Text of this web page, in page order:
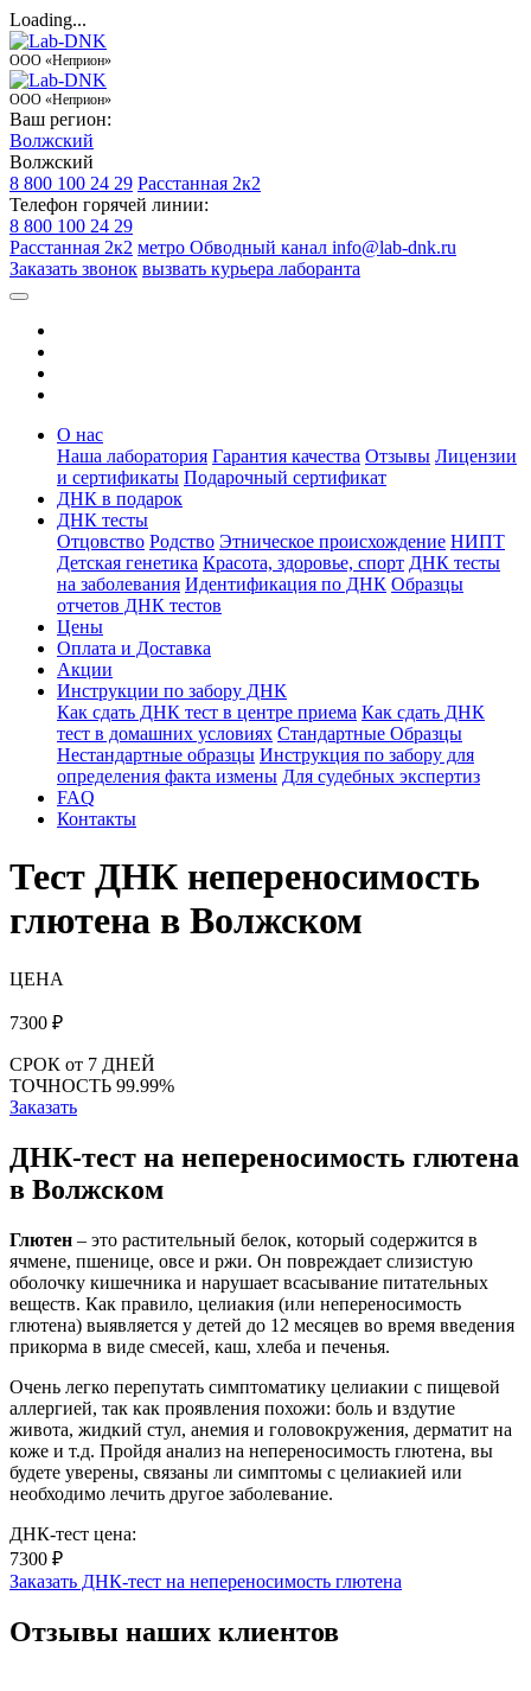
Loading...
ООО «Неприон»
ООО «Неприон»
Ваш регион:
Волжский
Волжский
8 800 100 24 29 Расстанная 2к2
Телефон горячей линии:
8 800 100 24 29
Расстанная 2к2 метро Обводный канал info@lab-dnk.ru
Заказать звонок вызвать курьера лаборанта
О нас
Наша лаборатория Гарантия качества Отзывы Лицензии
и сертификаты Подарочный сертификат
ДНК в подарок
ДНК тесты
Отцовство Родство Этническое происхождение НИПТ
Детская генетика Красота, здоровье, спорт ДНК тесты
на заболевания Идентификация по ДНК Образцы
отчетов ДНК тестов
Цены
Оплата и Доставка
Акции
Инструкции по забору ДНК
Как сдать ДНК тест в центре приема Как сдать ДНК
тест в домашних условиях Стандартные Образцы
Нестандартные образцы Инструкция по забору для
определения факта измены Для судебных экспертиз
FAQ
Контакты
Тест ДНК непереносимость
глютена в Волжском
ЦЕНА
7300 ₽
СРОК от 7 ДНЕЙ
ТОЧНОСТЬ 99.99%
Заказать
ДНК-тест на непереносимость глютена
в Волжском
Глютен – это растительный белок, который содержится в
ячмене, пшенице, овсе и ржи. Он повреждает слизистую
оболочку кишечника и нарушает всасывание питательных
веществ. Как правило, целиакия (или непереносимость
глютена) выявляется у детей до 12 месяцев во время введения
прикорма в виде смесей, каш, хлеба и печенья.
Очень легко перепутать симптоматику целиакии с пищевой
аллергией, так как проявления похожи: боль и вздутие
живота, жидкий стул, анемия и головокружения, дерматит на
коже и т.д. Пройдя анализ на непереносимость глютена, вы
будете уверены, связаны ли симптомы с целиакией или
необходимо лечить другое заболевание.
ДНК-тест цена:
7300 ₽
Заказать ДНК-тест на непереносимость глютена
Отзывы наших клиентов